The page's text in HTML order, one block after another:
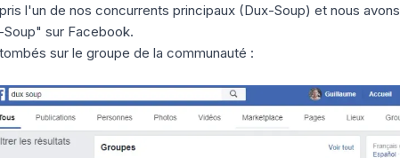
l'un de nos concurrents principaux (Dux-Soup) et nous avons
sur Facebook.
sur le groupe de la communauté :